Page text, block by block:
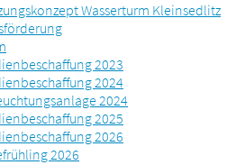
Wasserturm Kleinsedlitz
2023
2024
2024
2025
2026
2026